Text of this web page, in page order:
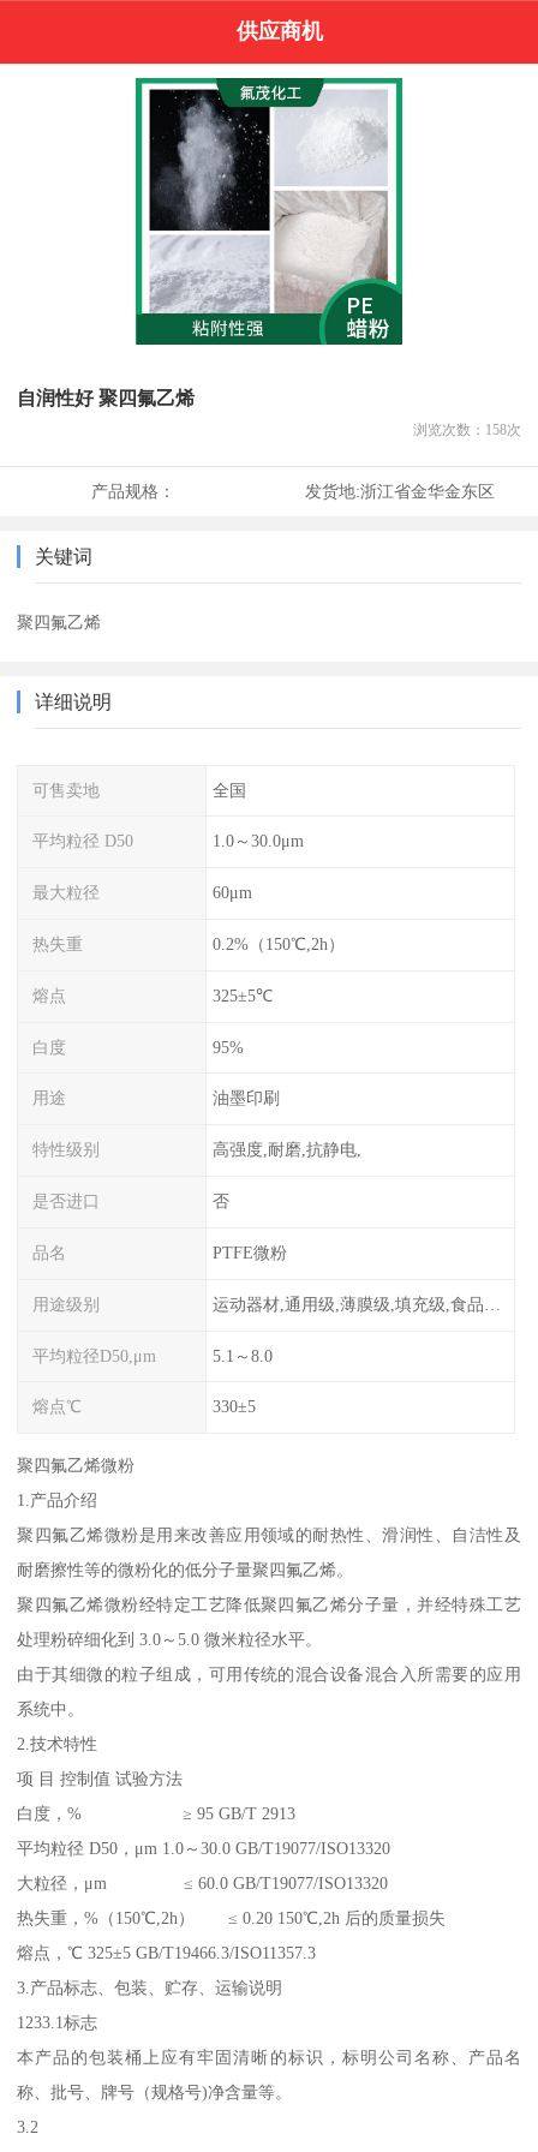
供应商机
自润性好 聚四氟乙烯
浏览次数： 158次
产品规格： 发货地:浙江省金华金东区
关键词
聚四氟乙烯
详细说明
可售卖地 全国
平均粒径 D50 1.0～30.0μm
最大粒径 60μm
热失重 0.2%（150℃,2h）
熔点 325±5℃
白度 95%
用途 油墨印刷
特性级别 高强度,耐磨,抗静电,
是否进口 否
品名 PTFE微粉
用途级别
平均粒径D50,μm 5.1～8.0
熔点℃ 330±5
聚四氟乙烯微粉
1.产品介绍
聚四氟乙烯微粉是用来改善应用领域的耐热性、滑润性、自洁性及
耐磨擦性等的微粉化的低分子量聚四氟乙烯。
聚四氟乙烯微粉经特定工艺降低聚四氟乙烯分子量，并经特殊工艺
处理粉碎细化到 3.0～5.0 微米粒径水平。
由于其细微的粒子组成，可用传统的混合设备混合入所需要的应用
系统中。
2.技术特性
项 目 控制值 试验方法
白度，% ≥ 95 GB/T 2913
平均粒径 D50，μm 1.0～30.0 GB/T19077/ISO13320
大粒径，μm ≤ 60.0 GB/T19077/ISO13320
热失重，%（150℃,2h） ≤ 0.20 150℃,2h 后的质量损失
熔点，℃ 325±5 GB/T19466.3/ISO11357.3
3.产品标志、包装、贮存、运输说明
1233.1标志
本产品的包装桶上应有牢固清晰的标识，标明公司名称、产品名
称、批号、牌号（规格号)净含量等。
3.2